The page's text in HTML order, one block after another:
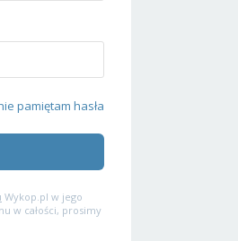
pamiętam hasła
Wykop.pl w jego
w całości, prosimy